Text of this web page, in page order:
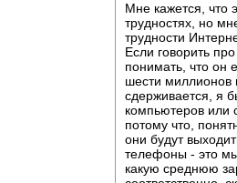
Мне кажется, что
трудностях, но
трудности
Если говорить
понимать, что он
шести миллионов
сдерживается, я
компьютеров или
потому что,
они будут
телефоны - это
какую среднюю